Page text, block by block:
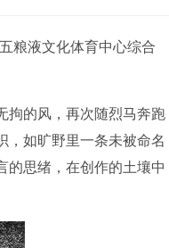
粮液文化体育中心综合
的风，再次随烈马奔跑
，如旷野里一条未被命名
的思绪，在创作的土壤中